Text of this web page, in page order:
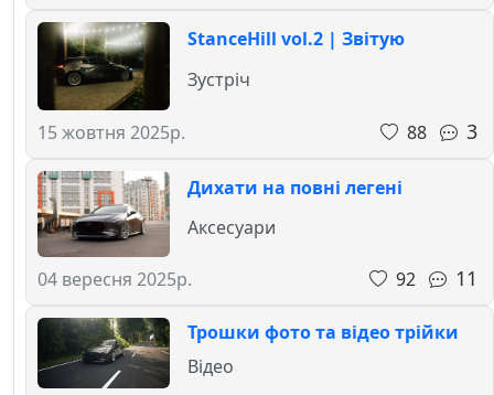
StanceHill vol.2 | Звітую
15 жовтня 2025р.
Зустріч
88 3
Дихати на повні легені
04 вересня 2025р.
Аксесуари
92 11
Трошки фото та відео трійки
Відео